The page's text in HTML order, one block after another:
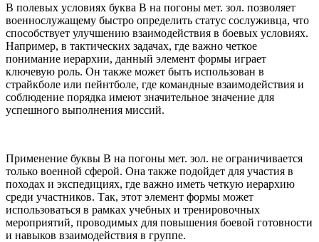
В полевых условиях буква В на погоны мет. зол. позволяет
военнослужащему быстро определить статус сослуживца, что
способствует улучшению взаимодействия в боевых условиях.
Например, в тактических задачах, где важно четкое
понимание иерархии, данный элемент формы играет
ключевую роль. Он также может быть использован в
страйкболе или пейнтболе, где командные взаимодействия и
соблюдение порядка имеют значительное значение для
успешного выполнения миссий.
Применение буквы В на погоны мет. зол. не ограничивается
только военной сферой. Она также подойдет для участия в
походах и экспедициях, где важно иметь четкую иерархию
среди участников. Так, этот элемент формы может
использоваться в рамках учебных и тренировочных
мероприятий, проводимых для повышения боевой готовности
и навыков взаимодействия в группе.